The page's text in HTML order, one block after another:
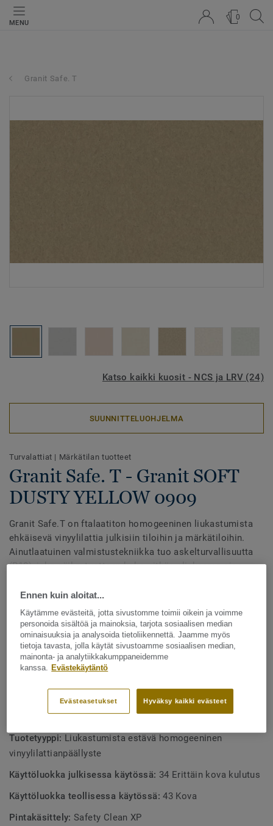
MENU
0
Granit Safe. T
Katso kaikki kuosit - NCS ja LRV (24)
SUUNNITTELUOHJELMA
Turvalattiat | Märkätilan tuotteet
Granit Safe. T - Granit SOFT
DUSTY YELLOW 0909
Granit Safe.T on ftalaatiton homogeeninen liukastumista
ehkäisevä vinyylilattia julkisiin tiloihin ja märkätiloihin.
Ainutlaatuinen valmistustekniikka tuo askelturvallisuutta
(R10), joka säilyy tuotteen koko pitkän elinkaaren ajan.
helppohoitoinen. Rullatavarana 24 väriä. Väreiltään ja
kuoseiltaan yhteensopiva muun iQ Granit -malliston
kanssa. Saatavana yksi- ja monivärisiä hitsauslankoja.
TUOTTEEN OMINAISUUDET
Ftalaatiton
Hyvät liukastumisenesto-ominaisuudet
2 mm kulutuskerros tekee lattiasta kestävän
Hyväksytty märkätiloihin
Tuotetyyppi: Liukastumista estävä homogeeninen
vinyylilattianpäällyste
Käyttöluokka julkisessa käytössä: 34 Erittäin kova kulutus
Käyttöluokka teollisessa käytössä:43 Kova
Pintakäsittely:Safety Clean XP
Ennen kuin aloitat...
Käytämme evästeitä, jotta sivustomme toimii oikein ja voimme
personoida sisältöä ja mainoksia, tarjota sosiaalisen median
ominaisuuksia ja analysoida tietoliikennettä. Jaamme myös
tietoja tavasta, jolla käytät sivustoamme sosiaalisen median,
mainonta- ja analytiikkakumppaneidemme
kanssa. Evästekäytäntö
Hyväksy kaikki evästeet
Evästeasetukset